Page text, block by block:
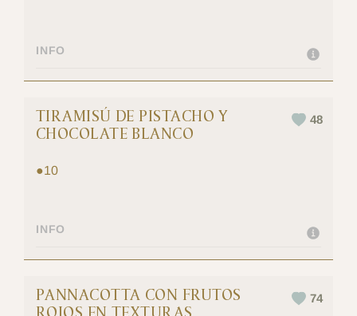
INFO
TIRAMISÚ DE PISTACHO Y
CHOCOLATE BLANCO
48
●10
INFO
PANNACOTTA CON FRUTOS
74